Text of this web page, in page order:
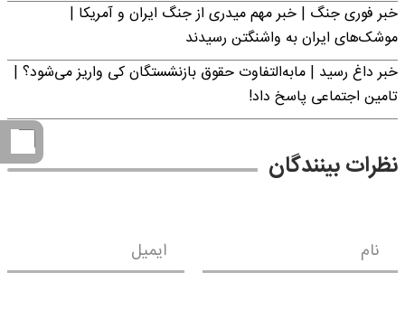
خبر فوری جنگ | خبر مهم میدری از جنگ ایران و آمریکا |
موشک‌های ایران به واشنگتن رسیدند
خبر داغ رسید | مابه‌التفاوت حقوق بازنشستگان کی واریز می‌شود؟ |
تامین اجتماعی پاسخ داد!
نظرات بینندگان
نام ایمیل